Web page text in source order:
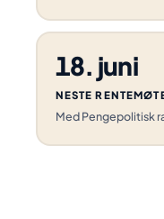
18. juni
NESTE
Med Pengepolitisk